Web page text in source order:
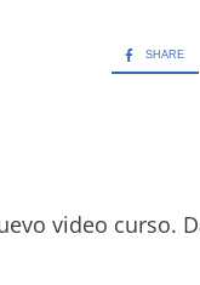
SHARE
video curso.